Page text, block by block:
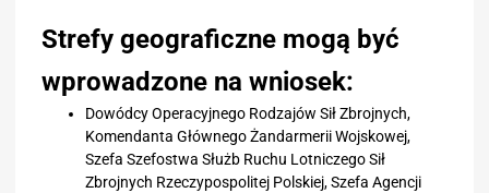
Strefy geograficzne mogą być
wprowadzone na wniosek:
Dowódcy Operacyjnego Rodzajów Sił Zbrojnych,
Komendanta Głównego Żandarmerii Wojskowej,
Szefa Szefostwa Służb Ruchu Lotniczego Sił
Zbrojnych Rzeczypospolitej Polskiej, Szefa Agencji